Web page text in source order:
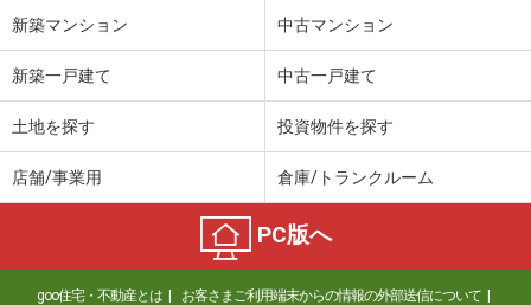
千葉県千葉市中央区中央１丁目
22.21万円
貸事務所
千葉県千葉市中央区中央１丁目
20.44万円
住 所
千葉県千葉市中央区中央１丁目
物件種別 貸事務所
新築マンション 中古マンション
新築一戸建て 中古一戸建て
土地を探す 投資物件を探す
店舗/事業用 倉庫/トランクルーム
PC版へ
goo住宅・不動産とは お客さまご利用端末からの情報の外部送信について